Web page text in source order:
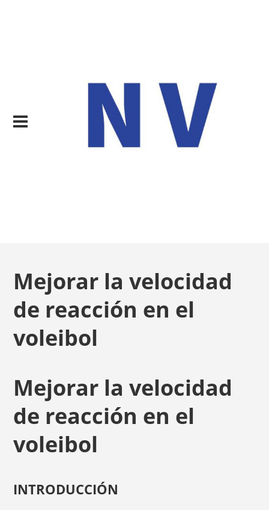
Mejorar la velocidad
de reacción en el
voleibol
Mejorar la velocidad
de reacción en el
voleibol
INTRODUCCIÓN